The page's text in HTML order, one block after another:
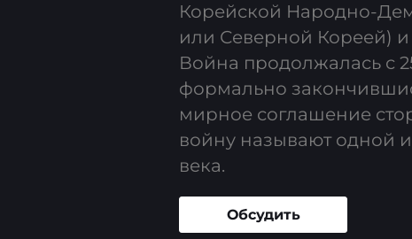
Корейской Народно-
или Северной Кореей)
Война продолжалась с
формально
мирное соглашение
войну называют одной
века.
Обсудить